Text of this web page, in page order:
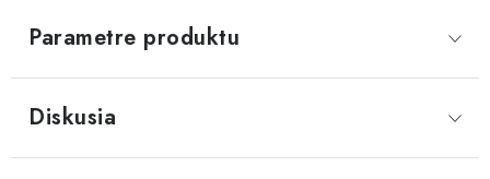
Parametre produktu
Diskusia